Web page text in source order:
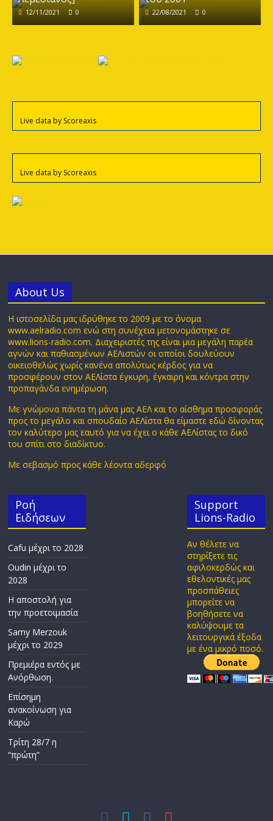
12/11/2021 0 22/08/2021 0
Live data by Scoreaxis
Live data by Scoreaxis
Αbout Us
Η ιστοσελίδα μας ιδρύθηκε το 2009 με το όνομα
www.aelradio.com ενώ στη συνέχεια μετονομάστηκε σε
www.lions-radio.com. Διαχειριστές της είναι μια μεγάλη παρέα
αγνών και παθιασμένων ΑΕΛιστών οι οποίοι δουλεύουν
οικειοθελώς χωρίς κανένα απολύτως κέρδος για να
προσφέρουν στον ΑΕΛίστα έγκυρη, έγκαιρη και κόντρα στην
προπαγάνδα ενημέρωση.
Με γνώμονα πάντα τη μάνα μας ΑΕΛ και το αίσθημα προσφοράς
προς το μεγάλο και σπουδαίο ΑΕΛίστα θα είμαστε εδώ δίνοντας
τον καλύτερο μας εαυτό για να έχει ο κάθε ΑΕΛίστας το δικό
του σπίτι στο διαδίκτυο.
Με σεβασμό προς κάθε λέοντα αδερφό
Ροή
Ειδήσεων
Cafu μέχρι το 2028
Oudin μέχρι το
2028
Η αποστολή για
την προετοιμασία
Samy Merzouk
μέχρι το 2029
Πρεμιέρα εντός με
Ανόρθωση.
Επίσημη
ανακοίνωση για
Καρώ
Τρίτη 28/7 η
“πρώτη”
Support
Lions-Radio
Αν θέλετε να
στηρίξετε τις
αφιλοκερδώς και
εθελοντικές μας
προσπάθειες
μπορείτε να
βοηθήσετε να
καλύψουμε τα
λειτουργικά έξοδα
με ένα μικρό ποσό.